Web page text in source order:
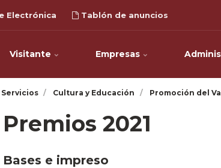
Electrónica Tablón de anuncios
Visitante Empresas
Servicios Cultura y Educación Promoción del
Premios 2021
Bases e impreso